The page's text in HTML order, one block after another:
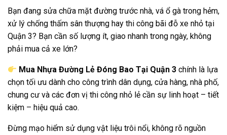
Bạn đang sửa chữa mặt đường trước nhà, vá ổ gà trong hẻm,
xử lý chống thấm sân thượng hay thi công bãi đỗ xe nhỏ tại
Quận 3? Bạn cần số lượng ít, giao nhanh trong ngày, không
phải mua cả xe lớn?
Mua Nhựa Đường Lẻ Đóng Bao Tại Quận 3 chính là lựa
chọn tối ưu dành cho công trình dân dụng, cửa hàng, nhà phố,
chung cư và các đơn vị thi công nhỏ lẻ cần sự linh hoạt – tiết
kiệm – hiệu quả cao.
Đừng mạo hiểm sử dụng vật liệu trôi nổi, không rõ nguồn